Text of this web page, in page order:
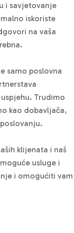
i savjetovanje
iskoriste
na vaša
samo poslovna
Trudimo
kao dobavljača,
klijenata i naš
usluge i
i omogućiti vam